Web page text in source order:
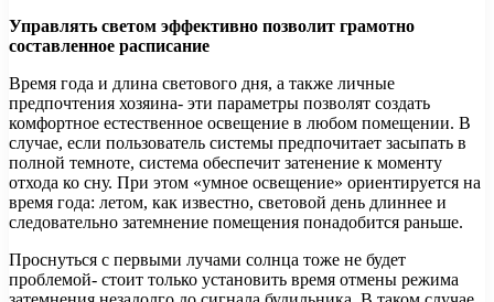
Управлять светом эффективно позволит грамотно
составленное расписание
Время года и длина светового дня, а также личные
предпочтения хозяина- эти параметры позволят создать
комфортное естественное освещение в любом помещении. В
случае, если пользователь системы предпочитает засыпать в
полной темноте, система обеспечит затенение к моменту
отхода ко сну. При этом «умное освещение» ориентируется на
время года: летом, как известно, световой день длиннее и
следовательно затемнение помещения понадобится раньше.
Проснуться с первыми лучами солнца тоже не будет
проблемой- стоит только установить время отмены режима